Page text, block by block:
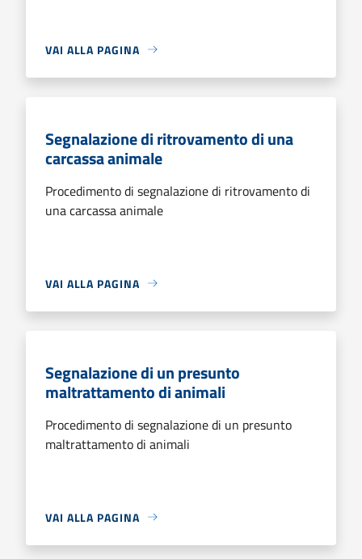
VAI ALLA PAGINA
Segnalazione di ritrovamento di una
carcassa animale
Procedimento di segnalazione di ritrovamento di
una carcassa animale
VAI ALLA PAGINA
Segnalazione di un presunto
maltrattamento di animali
Procedimento di segnalazione di un presunto
maltrattamento di animali
VAI ALLA PAGINA